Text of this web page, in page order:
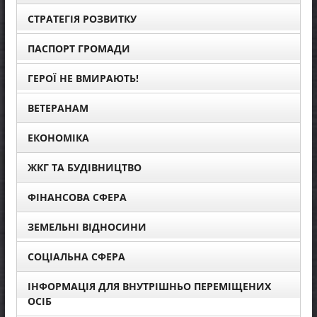
СТРАТЕГІЯ РОЗВИТКУ
ПАСПОРТ ГРОМАДИ
ГЕРОЇ НЕ ВМИРАЮТЬ!
ВЕТЕРАНАМ
ЕКОНОМІКА
ЖКГ ТА БУДІВНИЦТВО
ФІНАНСОВА СФЕРА
ЗЕМЕЛЬНІ ВІДНОСИНИ
СОЦІАЛЬНА СФЕРА
ІНФОРМАЦІЯ ДЛЯ ВНУТРІШНЬО ПЕРЕМІЩЕНИХ
ОСІБ